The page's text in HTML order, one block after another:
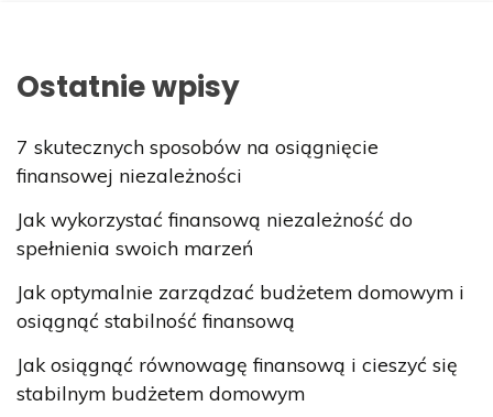
Ostatnie wpisy
7 skutecznych sposobów na osiągnięcie
finansowej niezależności
Jak wykorzystać finansową niezależność do
spełnienia swoich marzeń
Jak optymalnie zarządzać budżetem domowym i
osiągnąć stabilność finansową
Jak osiągnąć równowagę finansową i cieszyć się
stabilnym budżetem domowym